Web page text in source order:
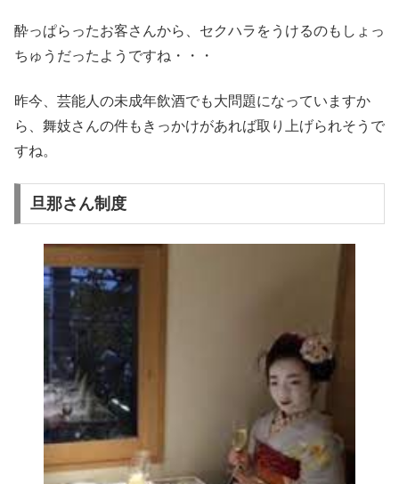
酔っぱらったお客さんから、セクハラをうけるのもしょっ
ちゅうだったようですね・・・
昨今、芸能人の未成年飲酒でも大問題になっていますか
ら、舞妓さんの件もきっかけがあれば取り上げられそうで
すね。
旦那さん制度